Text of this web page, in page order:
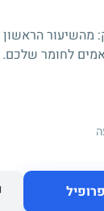
מהשיעור
לחומר שלכם.